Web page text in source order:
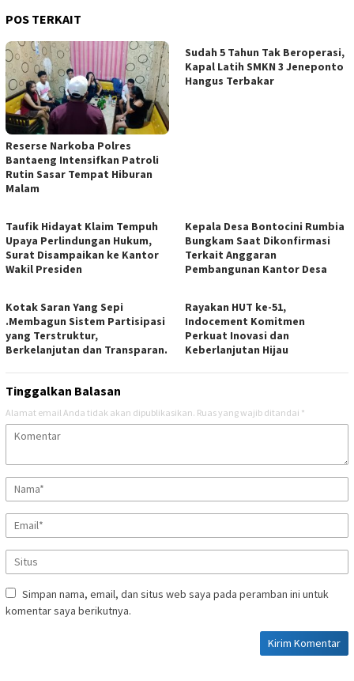
POS TERKAIT
Reserse Narkoba Polres
Bantaeng Intensifkan Patroli
Rutin Sasar Tempat Hiburan
Malam
Sudah 5 Tahun Tak Beroperasi,
Kapal Latih SMKN 3 Jeneponto
Hangus Terbakar
Taufik Hidayat Klaim Tempuh
Upaya Perlindungan Hukum,
Surat Disampaikan ke Kantor
Wakil Presiden
Kepala Desa Bontocini Rumbia
Bungkam Saat Dikonfirmasi
Terkait Anggaran
Pembangunan Kantor Desa
Kotak Saran Yang Sepi
.Membagun Sistem Partisipasi
yang Terstruktur,
Berkelanjutan dan Transparan.
Rayakan HUT ke-51,
Indocement Komitmen
Perkuat Inovasi dan
Keberlanjutan Hijau
Tinggalkan Balasan
Alamat email Anda tidak akan dipublikasikan. Ruas yang wajib ditandai *
Simpan nama, email, dan situs web saya pada peramban ini untuk
komentar saya berikutnya.